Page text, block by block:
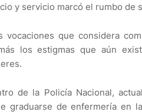
y servicio marcó el rumbo de
vocaciones que considera
los estigmas que aún
de la Policía Nacional,
graduarse de enfermería en